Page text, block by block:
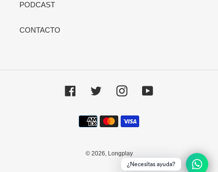
PODCAST
CONTACTO
Facebook Twitter InstagramYouTube
Métodos
de
© 2026, Longplay
¿Necesitas ayuda?